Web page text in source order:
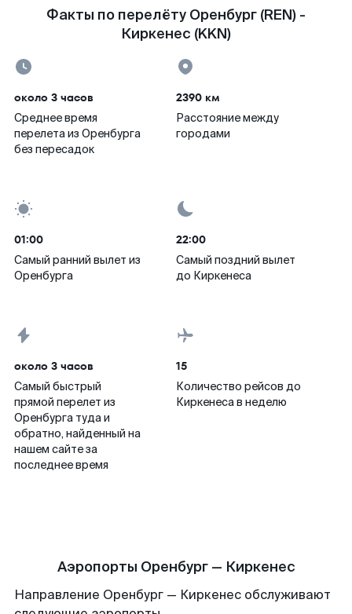
Факты по перелёту Оренбург (REN) -
Киркенес (KKN)
около 3 часов
Среднее время
перелета из Оренбурга
без пересадок
2390 км
Расстояние между
городами
01:00
Самый ранний вылет из
Оренбурга
22:00
Самый поздний вылет
до Киркенеса
около 3 часов
Самый быстрый
прямой перелет из
Оренбурга туда и
обратно, найденный на
нашем сайте за
последнее время
15
Количество рейсов до
Киркенеса в неделю
Аэропорты Оренбург — Киркенес
Направление Оренбург — Киркенес обслуживают